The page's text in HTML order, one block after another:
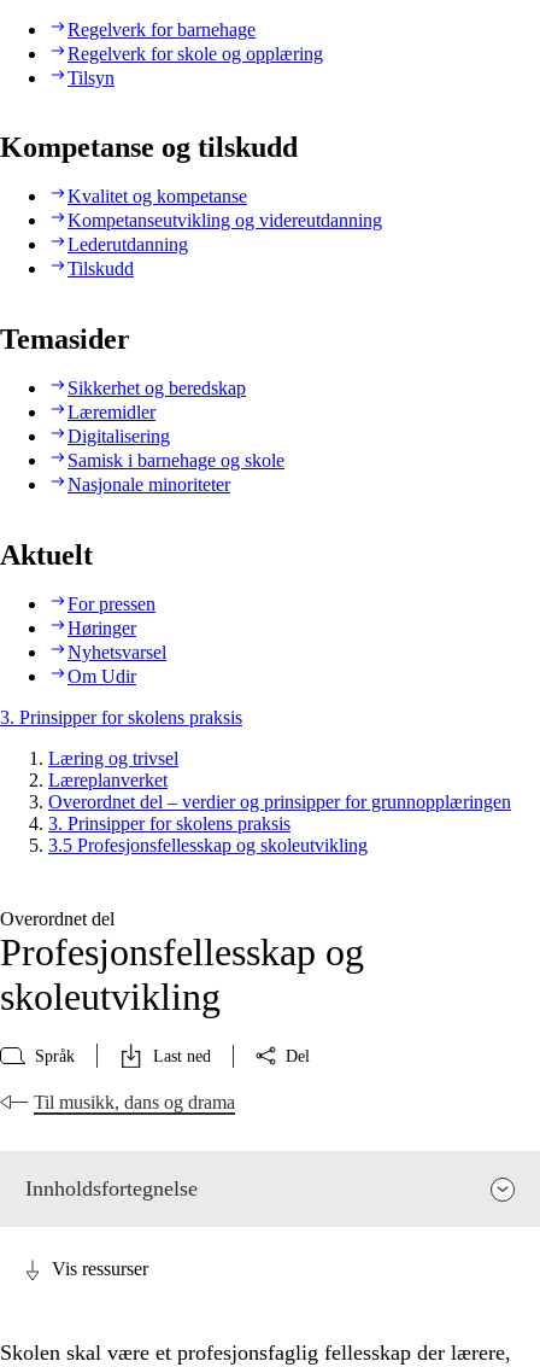
Regelverk for barnehage
Regelverk for skole og opplæring
Tilsyn
Kompetanse og tilskudd
Kvalitet og kompetanse
Kompetanseutvikling og videreutdanning
Lederutdanning
Tilskudd
Temasider
Sikkerhet og beredskap
Læremidler
Digitalisering
Samisk i barnehage og skole
Nasjonale minoriteter
Aktuelt
For pressen
Høringer
Nyhetsvarsel
Om Udir
3. Prinsipper for skolens praksis
Læring og trivsel
Læreplanverket
Overordnet del – verdier og prinsipper for grunnopplæringen
3. Prinsipper for skolens praksis
3.5 Profesjonsfellesskap og skoleutvikling
Overordnet del
Profesjonsfellesskap og
skoleutvikling
Språk Last ned Del
Til musikk, dans og drama
Innholdsfortegnelse
Vis ressurser
Skolen skal være et profesjonsfaglig fellesskap der lærere,